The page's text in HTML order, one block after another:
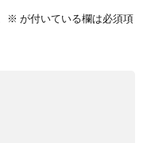
※ が付いている欄は必須項